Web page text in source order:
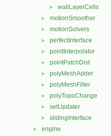
► wallLayerCells
► motionSmoother
► motionSolvers
► perfectInterface
► pointInterpolator
► pointPatchDist
► polyMeshAdder
► polyMeshFilter
► polyTopoChange
► setUpdater
► slidingInterface
► engine